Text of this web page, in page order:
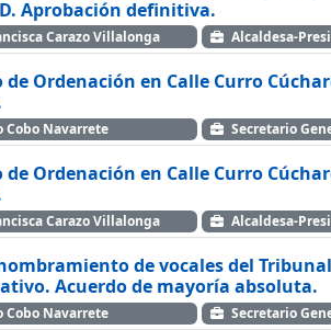
Aprobación definitiva.
Carazo Villalonga Alcaldesa-
de Ordenación en Calle Curro
Cobo Navarrete Secretario
de Ordenación en Calle Curro
Carazo Villalonga Alcaldesa-
de vocales del
Acuerdo de mayoría absoluta.
Cobo Navarrete Secretario